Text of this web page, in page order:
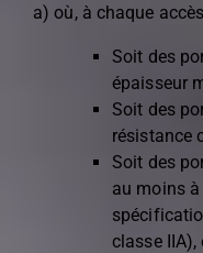
a) où, à chaque
Soit des
épaisseur
Soit des
résistance
Soit des
au moins
classe